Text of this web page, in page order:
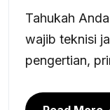
Tahukah
wajib teknisi
pengertian,